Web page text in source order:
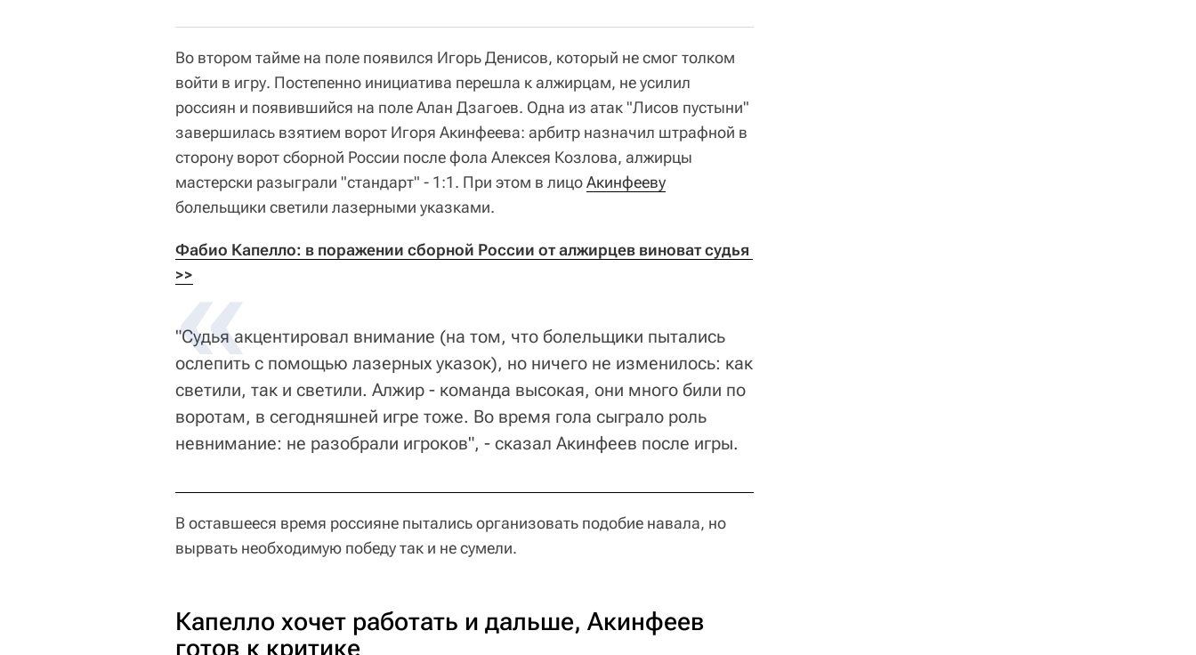
Во втором тайме на поле появился Игорь Денисов, который не смог толком
войти в игру. Постепенно инициатива перешла к алжирцам, не усилил
россиян и появившийся на поле Алан Дзагоев. Одна из атак "Лисов пустыни"
завершилась взятием ворот Игоря Акинфеева: арбитр назначил штрафной в
сторону ворот сборной России после фола Алексея Козлова, алжирцы
мастерски разыграли "стандарт" - 1:1. При этом в лицоАкинфееву
болельщики светили лазерными указками.
Фабио Капелло: в поражении сборной России от алжирцев виноват судья
>>
"Судья акцентировал внимание (на том, что болельщики пытались
ослепить с помощью лазерных указок), но ничего не изменилось: как
светили, так и светили. Алжир - команда высокая, они много били по
воротам, в сегодняшней игре тоже. Во время гола сыграло роль
невнимание: не разобрали игроков", - сказал Акинфеев после игры.
В оставшееся время россияне пытались организовать подобие навала, но
вырвать необходимую победу так и не сумели.
Капелло хочет работать и дальше, Акинфеев
готов к критике